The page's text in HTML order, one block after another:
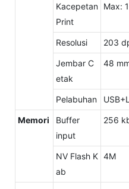
Kacepetan
Print
Max:
Resolusi 203
Jembar C
etak
48
Pelabuhan
Memori
Buffer
input
256
NV Flash K
ab
4M